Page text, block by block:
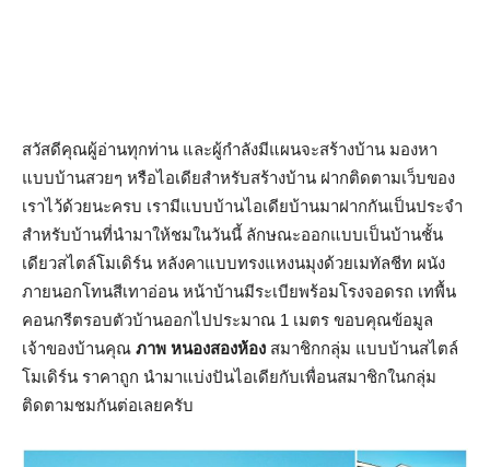
สวัสดีคุณผู้อ่านทุกท่าน และผู้กำลังมีแผนจะสร้างบ้าน มองหา
แบบบ้านสวยๆ หรือไอเดียสำหรับสร้างบ้าน ฝากติดตามเว็บของ
เราไว้ด้วยนะครบ เรามีแบบบ้านไอเดียบ้านมาฝากกันเป็นประจำ
สำหรับบ้านที่นำมาให้ชมในวันนี้ ลักษณะออกแบบเป็นบ้านชั้น
เดียวสไตล์โมเดิร์น หลังคาแบบทรงแหงนมุงด้วยเมทัลชีท ผนัง
ภายนอกโทนสีเทาอ่อน หน้าบ้านมีระเบียพร้อมโรงจอดรถ เทพื้น
คอนกรีตรอบตัวบ้านออกไปประมาณ 1 เมตร ขอบคุณข้อมูล
เจ้าของบ้านคุณ ‎ภาพ หนองสองห้อง ‎ สมาชิกกลุ่ม แบบบ้านสไตล์
โมเดิร์น ราคาถูก นำมาแบ่งปันไอเดียกับเพื่อนสมาชิกในกลุ่ม
ติดตามชมกันต่อเลยครับ